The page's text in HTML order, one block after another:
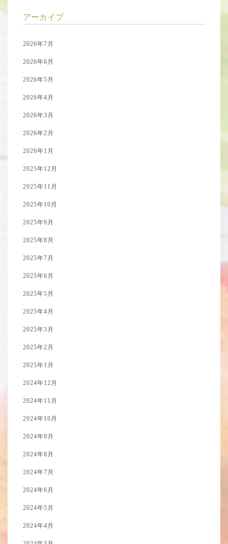
アーカイブ
2026年7月
2026年6月
2026年5月
2026年4月
2026年3月
2026年2月
2026年1月
2025年12月
2025年11月
2025年10月
2025年9月
2025年8月
2025年7月
2025年6月
2025年5月
2025年4月
2025年3月
2025年2月
2025年1月
2024年12月
2024年11月
2024年10月
2024年9月
2024年8月
2024年7月
2024年6月
2024年5月
2024年4月